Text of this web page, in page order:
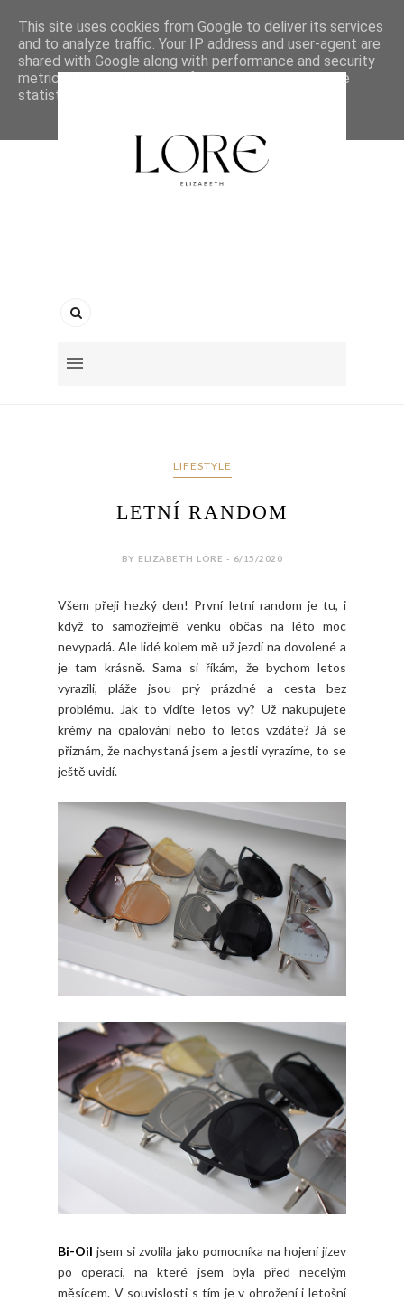
LIFESTYLE
LETNÍ RANDOM
BY ELIZABETH LORE - 6/15/2020
Všem přeji hezký den! První letní random je tu, i
když to samozřejmě venku občas na léto moc
nevypadá. Ale lidé kolem mě už jezdí na dovolené a
je tam krásně. Sama si říkám, že bychom letos
vyrazili, pláže jsou prý prázdné a cesta bez
problému. Jak to vidíte letos vy? Už nakupujete
krémy na opalování nebo to letos vzdáte? Já se
přiznám, že nachystaná jsem a jestli vyrazíme, to se
ještě uvidí.
Bi-Oil jsem si zvolila jako pomocníka na hojení jizev
po operaci, na které jsem byla před necelým
měsícem. V souvislosti s tím je v ohrožení i letošní
This site uses cookies from Google to deliver its services
and to analyze traffic. Your IP address and user-agent are
shared with Google along with performance and security
metrics to ensure quality of service, generate usage
statistics, and to detect and address abuse.